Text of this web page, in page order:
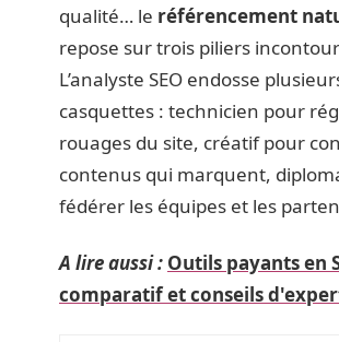
qualité… le référencement
repose sur trois piliers
L’analyste SEO endosse
casquettes : technicien pour
rouages du site, créatif pour
contenus qui marquent,
fédérer les équipes et les
A lire aussi : Outils payants en
comparatif et conseils